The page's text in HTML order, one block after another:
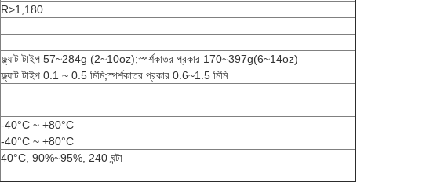
R>1,180
ফ্ল্যাট টাইপ 57~284g (2~10oz);স্পর্শকাতর প্রকার 170~397g(6~14oz)
ফ্ল্যাট টাইপ 0.1 ~ 0.5 মিমি;স্পর্শকাতর প্রকার 0.6~1.5 মিমি
-40°C ~ +80°C
-40°C ~ +80°C
40°C, 90%~95%, 240 ঘন্টা